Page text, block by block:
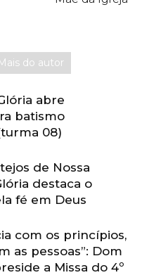
do autor
abre
batismo
08)
de Nossa
destaca o
fé em Deus
com os princípios,
as pessoas”: Dom
a Missa do 4º